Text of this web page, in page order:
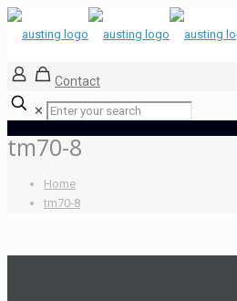
Contact
✕
tm70-8
Home
tm70-8